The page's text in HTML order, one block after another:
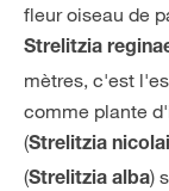
fleur oiseau de
Strelitzia
mètres, c'est
comme plante
(Strelitzia nicolai
(Strelitzia alba)